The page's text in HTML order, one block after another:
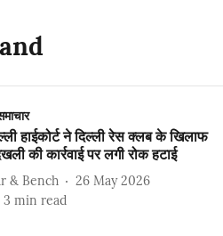
हाईकोर्ट ने दिल्ली रेस क्लब के खिलाफ
की कार्रवाई पर लगी रोक हटाई
& Bench
26 May 2026
3 min read